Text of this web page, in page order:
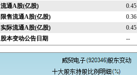
流通A股(亿股)
0.45
限售流通A股(亿股)
0.36
实际流通A股(亿股)
0.45
股本变动公告日期
--